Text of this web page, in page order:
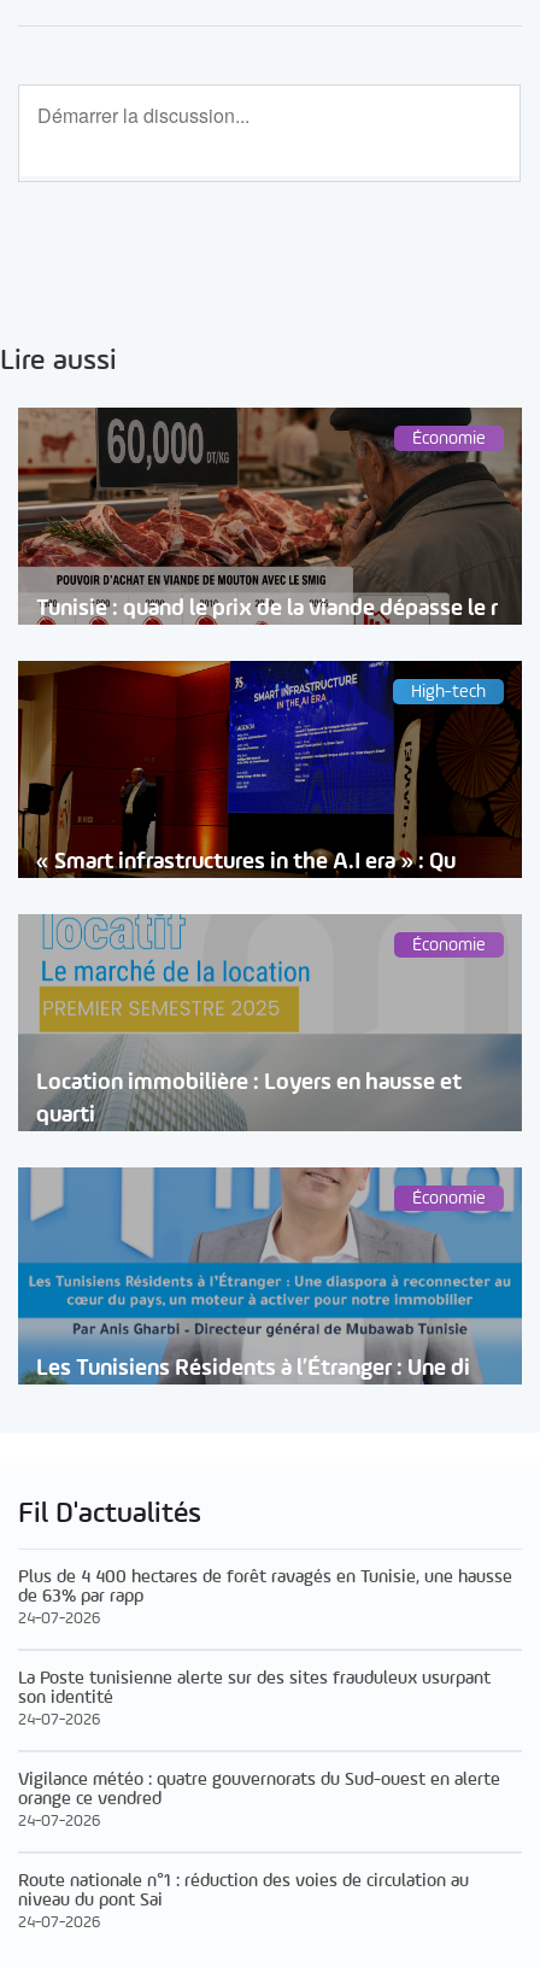
Lire aussi
Économie
Tunisie : quand le prix de la viande dépasse le r
High-tech
« Smart infrastructures in the A.I era » : Qu
Économie
Location immobilière : Loyers en hausse et
quarti
Économie
Les Tunisiens Résidents à l’Étranger : Une di
Fil D'actualités
Plus de 4 400 hectares de forêt ravagés en Tunisie, une hausse
de 63% par rapp
24-07-2026
La Poste tunisienne alerte sur des sites frauduleux usurpant
son identité
24-07-2026
Vigilance météo : quatre gouvernorats du Sud-ouest en alerte
orange ce vendred
24-07-2026
Route nationale n°1 : réduction des voies de circulation au
niveau du pont Sai
24-07-2026